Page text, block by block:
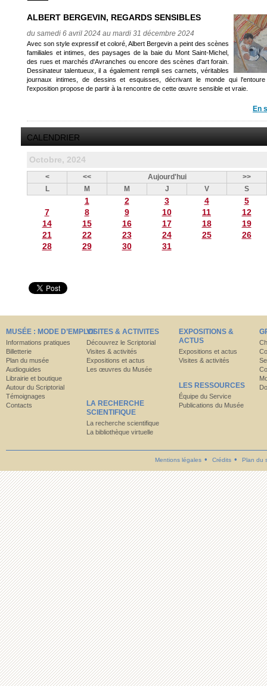
ALBERT BERGEVIN, REGARDS SENSIBLES
du samedi 6 avril 2024 au mardi 31 décembre 2024
Avec son style expressif et coloré, Albert Bergevin a peint des scènes
familiales et intimes, des paysages de la baie du Mont Saint-Michel,
des rues et marchés d'Avranches ou encore des scènes d'art forain.
Dessinateur talentueux, il a également rempli ses carnets, véritables
journaux intimes, de dessins et esquisses, décrivant le monde qui
l'exposition propose de partir à la rencontre de cette œuvre sensible et vraie.
En
CALENDRIER
Octobre, 2024
< << Aujourd'hui
>>
L
M M J V S
1 2 3 4
5
7
8 9 10 11
12
14
15 16 17 18
19
21
22 23 24 25
26
28
29 30 31
MUSÉE : MODE D’EMPLOI
Informations pratiques
Billetterie
Plan du musée
Audioguides
Librairie et boutique
Autour du Scriptorial
Témoignages
Contacts
VISITES & ACTIVITES
Découvrez le Scriptorial
Visites & activités
Expositions et actus
Les œuvres du Musée
LA RECHERCHE
SCIENTIFIQUE
La recherche scientifique
La bibliothèque virtuelle
EXPOSITIONS &
ACTUS
Expositions et actus
Visites & activités
LES RESSOURCES
Équipe du Service
Publications du Musée
Mentions légales Crédits Plan du